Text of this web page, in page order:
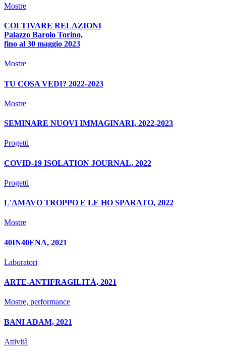
Mostre
COLTIVARE RELAZIONI
Palazzo Barolo Torino,
fino al 30 maggio 2023
Mostre
TU COSA VEDI? 2022-2023
Mostre
SEMINARE NUOVI IMMAGINARI, 2022-2023
Progetti
COVID-19 ISOLATION JOURNAL, 2022
Progetti
L'AMAVO TROPPO E LE HO SPARATO, 2022
Mostre
40IN40ENA, 2021
Laboratori
ARTE-ANTIFRAGILITÀ, 2021
Mostre, performance
BANI ADAM, 2021
Attività